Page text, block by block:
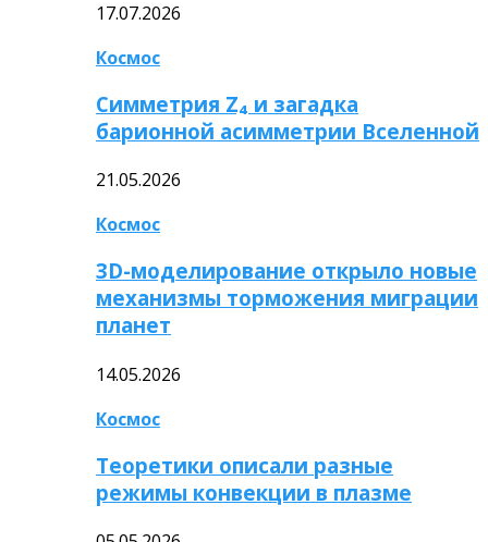
17.07.2026
Космос
Симметрия Z₄ и загадка
барионной асимметрии Вселенной
21.05.2026
Космос
3D-моделирование открыло новые
механизмы торможения миграции
планет
14.05.2026
Космос
Теоретики описали разные
режимы конвекции в плазме